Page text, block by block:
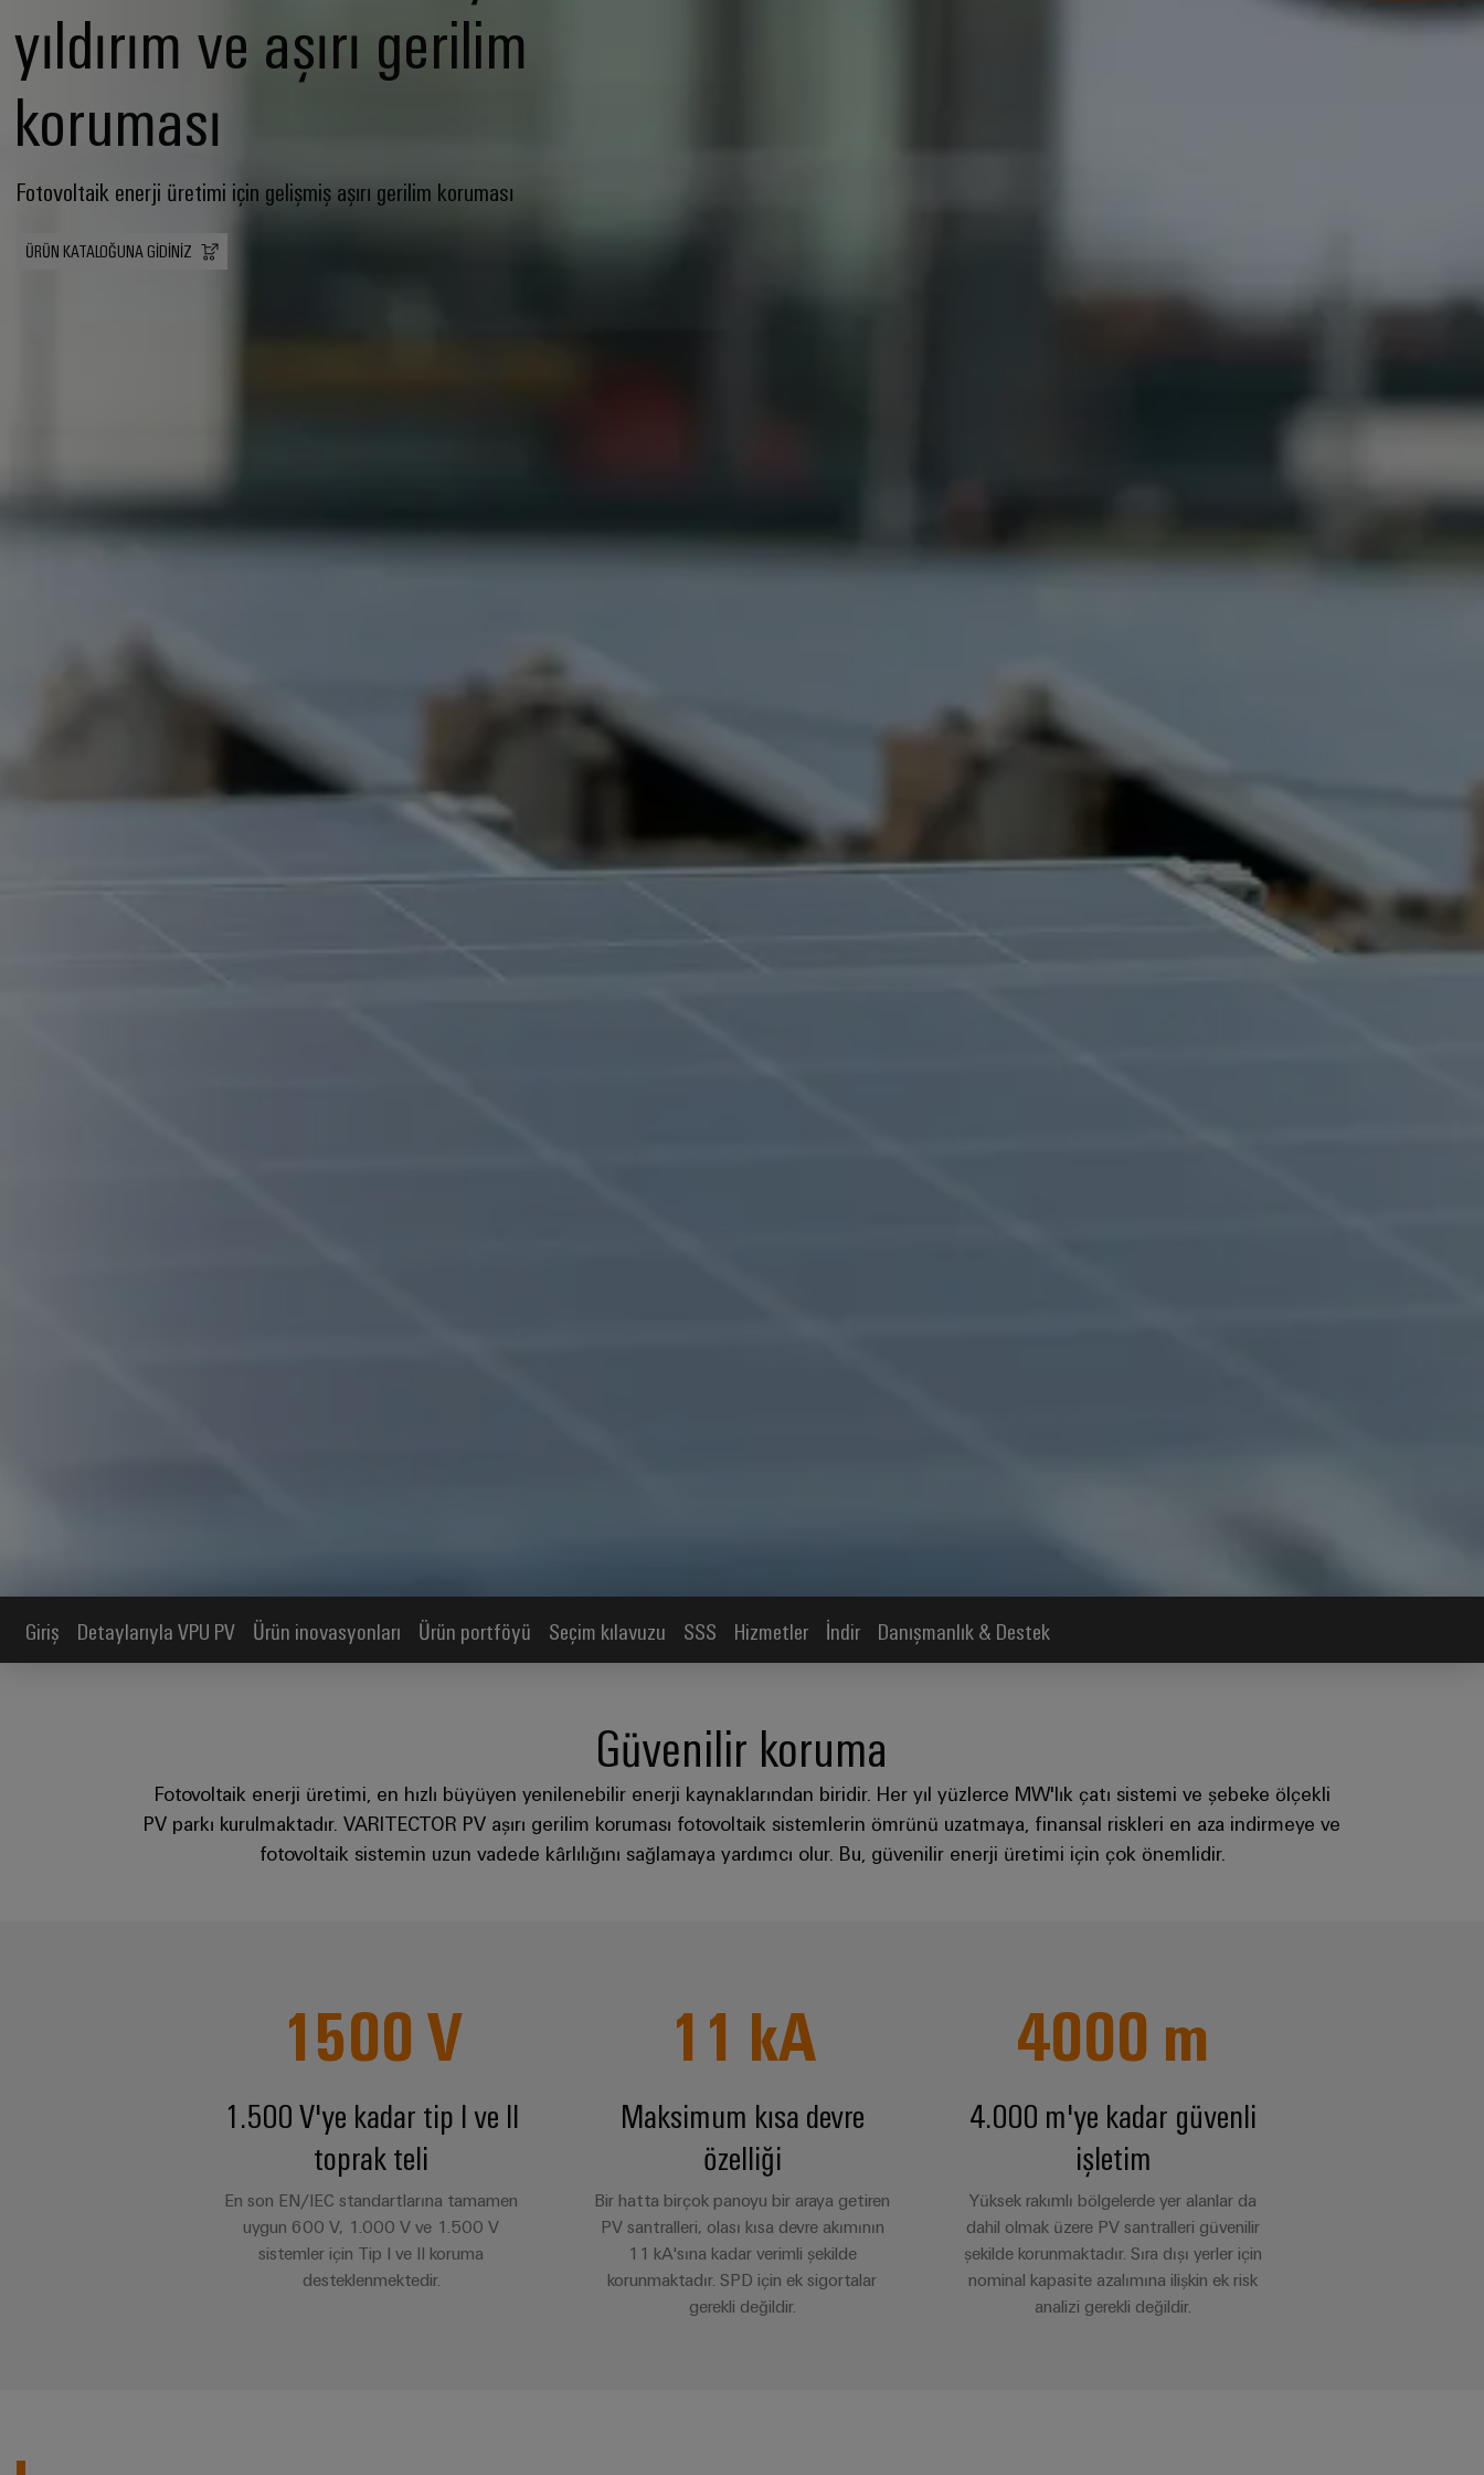
yıldırım ve aşırı gerilim
koruması
Fotovoltaik enerji üretimi için gelişmiş aşırı gerilim koruması
ÜRÜN KATALOĞUNA GIDINIZ
Giriş Detaylarıyla VPU PV Ürün inovasyonları Ürün portföyü Seçim kılavuzu SSS Hizmetler İndir Danışmanlık & Destek
Güvenilir koruma
Fotovoltaik enerji üretimi, en hızlı büyüyen yenilenebilir enerji kaynaklarından biridir. Her yıl yüzlerce MW'lık çatı sistemi ve şebeke ölçekli
PV parkı kurulmaktadır. VARITECTOR PV aşırı gerilim koruması fotovoltaik sistemlerin ömrünü uzatmaya, finansal riskleri en aza indirmeye ve
fotovoltaik sistemin uzun vadede kârlılığını sağlamaya yardımcı olur. Bu, güvenilir enerji üretimi için çok önemlidir.
1500V
1.500 V'ye kadar tip I ve II
toprak teli
En son EN/IEC standartlarına tamamen
uygun 600 V, 1.000 V ve 1.500 V
sistemler için Tip I ve II koruma
desteklenmektedir.
11 kA
Maksimum kısa devre
özelliği
Bir hatta birçok panoyu bir araya getiren
PV santralleri, olası kısa devre akımının
11 kA'sına kadar verimli şekilde
korunmaktadır. SPD için ek sigortalar
gerekli değildir.
4000 m
4.000 m'ye kadar güvenli
işletim
Yüksek rakımlı bölgelerde yer alanlar da
dahil olmak üzere PV santralleri güvenilir
şekilde korunmaktadır. Sıra dışı yerler için
nominal kapasite azalımına ilişkin ek risk
analizi gerekli değildir.